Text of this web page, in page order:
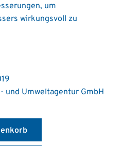
um
wirkungsvoll zu
und Umweltagentur GmbH